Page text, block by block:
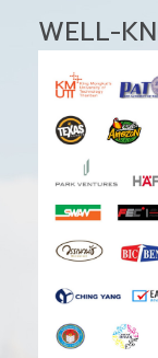
WELL-